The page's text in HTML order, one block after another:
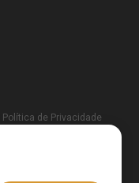
Política de Privacidade